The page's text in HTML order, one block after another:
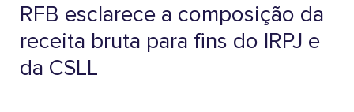
RFB esclarece a composição da
receita bruta para fins do IRPJ e
da CSLL